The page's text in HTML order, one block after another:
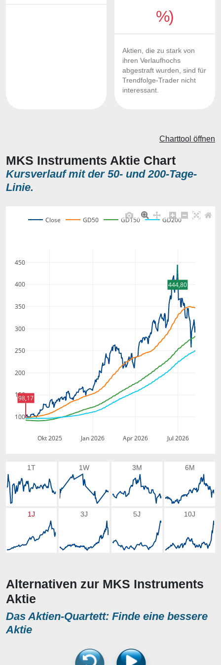
%)
Aktien, die zu stark von
ihren Verlaufhochs
abgestraft wurden, sind für
Trendfolge-Trader nicht
interessant.
MKS Instruments Aktie Chart
Kursverlauf mit der 50- und 200-Tage-
Linie.
Charttool öffnen
Okt 2025 Jan 2026 Apr 2026 Jul 2026
100
150
200
250
300
350
400
450
Close GD50 GD150 GD200
444,80
98,17
1T 1W 3M 6M
1J 3J 5J 10J
Alternativen zur MKS Instruments
Aktie
Das Aktien-Quartett: Finde eine bessere
Aktie